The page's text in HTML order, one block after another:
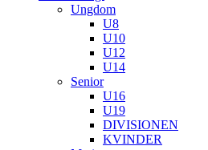
Ungdom
U8
U10
U12
U14
Senior
U16
U19
DIVISIONEN
KVINDER